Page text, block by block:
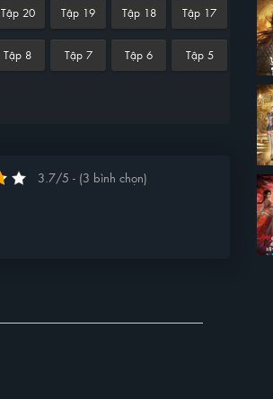
Tập 20 Tập 19 Tập 18 Tập 17
Tập 8 Tập 7 Tập 6 Tập 5
3.7/5 - (3 bình chọn)